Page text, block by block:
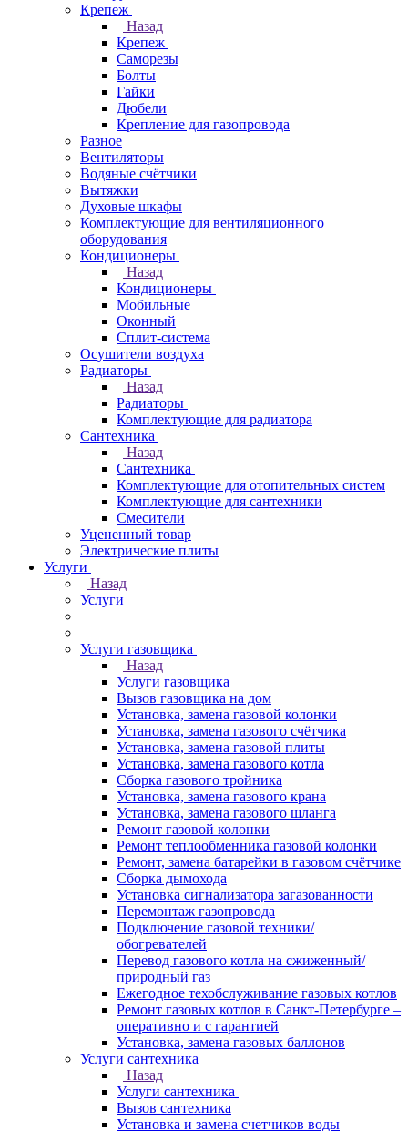
Крепеж
Назад
Крепеж
Саморезы
Болты
Гайки
Дюбели
Крепление для газопровода
Разное
Вентиляторы
Водяные счётчики
Вытяжки
Духовые шкафы
Комплектующие для вентиляционного
оборудования
Кондиционеры
Назад
Кондиционеры
Мобильные
Оконный
Сплит-система
Осушители воздуха
Радиаторы
Назад
Радиаторы
Комплектующие для радиатора
Сантехника
Назад
Сантехника
Комплектующие для отопительных систем
Комплектующие для сантехники
Смесители
Уцененный товар
Электрические плиты
Услуги
Назад
Услуги
Услуги газовщика
Назад
Услуги газовщика
Вызов газовщика на дом
Установка, замена газовой колонки
Установка, замена газового счётчика
Установка, замена газовой плиты
Установка, замена газового котла
Сборка газового тройника
Установка, замена газового крана
Установка, замена газового шланга
Ремонт газовой колонки
Ремонт теплообменника газовой колонки
Ремонт, замена батарейки в газовом счётчике
Сборка дымохода
Установка сигнализатора загазованности
Перемонтаж газопровода
Подключение газовой техники/
обогревателей
Перевод газового котла на сжиженный/
природный газ
Ежегодное техобслуживание газовых котлов
Ремонт газовых котлов в Санкт-Петербурге –
оперативно и с гарантией
Установка, замена газовых баллонов
Услуги сантехника
Назад
Услуги сантехника
Вызов сантехника
Установка и замена счетчиков воды